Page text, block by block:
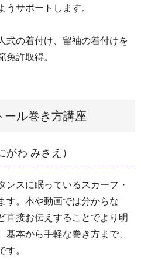
うサポートします。
式の着付け、留袖の着付けを
免許取得。
ール巻き方講座
わ みさえ）
ンスに眠っているスカーフ・
す。本や動画では分からな
直接お伝えすることでより明
本から手軽な巻き方まで、
す。